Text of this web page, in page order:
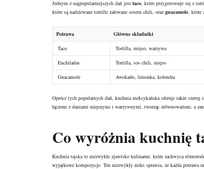
Jednym z najpopularniejszych dań jest taco, które przygotowuje się z
które są nadziewane tortille zalewane sosem chili, oraz guacamole, które
Potrawa Główne składniki
Taco
Tortilla, mięso, warzywa
Enchiladas
Tortilla, sos chili, mięso
Guacamole
Awokado, limonka, kolendra
Oprócz tych popularnych dań, kuchnia meksykańska oferuje także
łączone z daniami mięsnymi i warzywnymi, tworząc zrównoważone, a
Co wyróżnia kuchnię
Kuchnia tajska to niezwykłe zjawisko kulinarne, które zachwyca
wyjątkowe kompozycje. Ten niezwykły miks sprawia, że każda potrawa